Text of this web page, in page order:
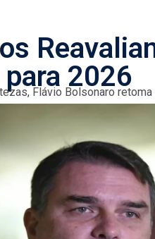
2026
Flávio Bolsonaro
com o banqueiro Daniel